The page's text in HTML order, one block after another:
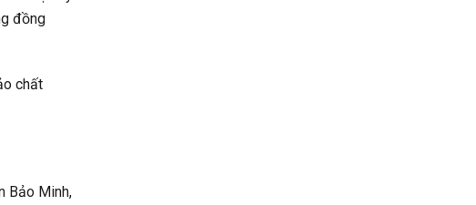
đồng
chất
Bảo Minh,